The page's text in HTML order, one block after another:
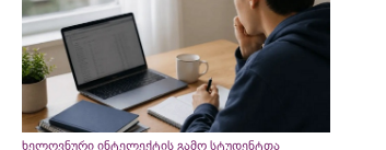
ხელოვნური ინტელექტის გამო სტუდენტთა